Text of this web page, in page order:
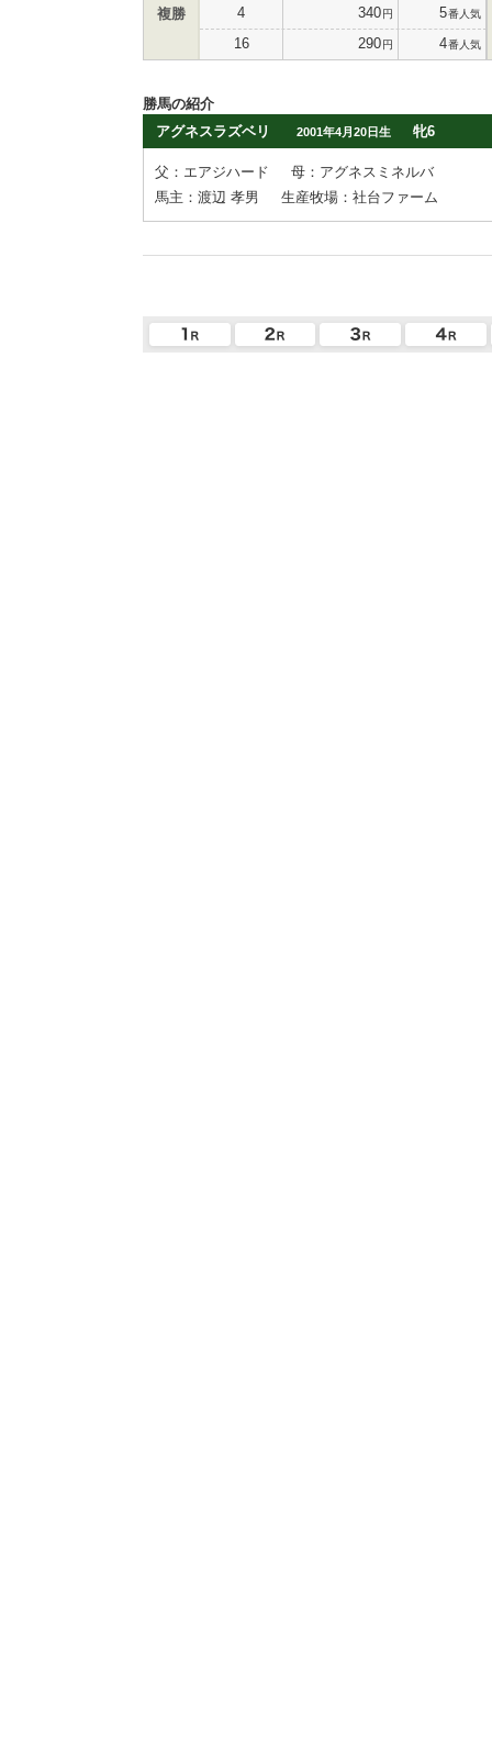
複勝 4 340円 5番人気
16 290円 4番人気
勝馬の紹介
アグネスラズベリ
2001年4月20日生 牝6
父：エアジハード
母：アグネスミネルバ
馬主：渡辺 孝男
生産牧場：社台ファーム